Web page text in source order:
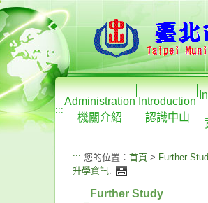
:::
Administration
機關介紹
Introduction
認識中山
::: 您的位置： 首頁 > Further
升學資訊.
Further Study